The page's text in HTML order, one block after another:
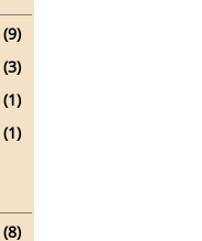
(9)
(3)
(1)
(1)
(8)